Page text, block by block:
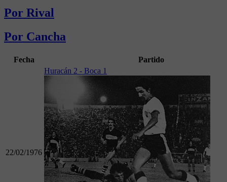
Por Rival
Por Cancha
Fecha Partido
22/02/1976
Huracán 2 - Boca 1